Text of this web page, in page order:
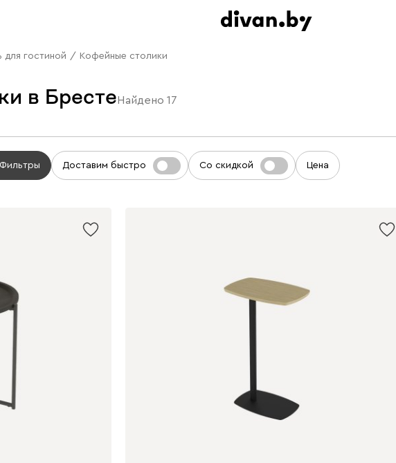
для гостиной / Кофейные столики
в Бресте Найдено 17
Фильтры Доставим быстро Со скидкой Цена